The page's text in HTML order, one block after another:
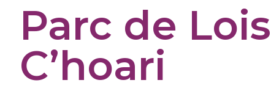
Parc de
C’hoari